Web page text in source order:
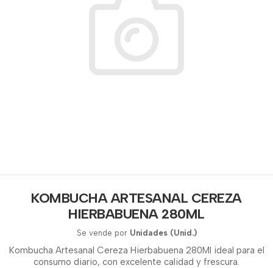
KOMBUCHA ARTESANAL CEREZA
HIERBABUENA 280ML
Se vende por Unidades (Unid.)
Kombucha Artesanal Cereza Hierbabuena 280Ml ideal para el
consumo diario, con excelente calidad y frescura.